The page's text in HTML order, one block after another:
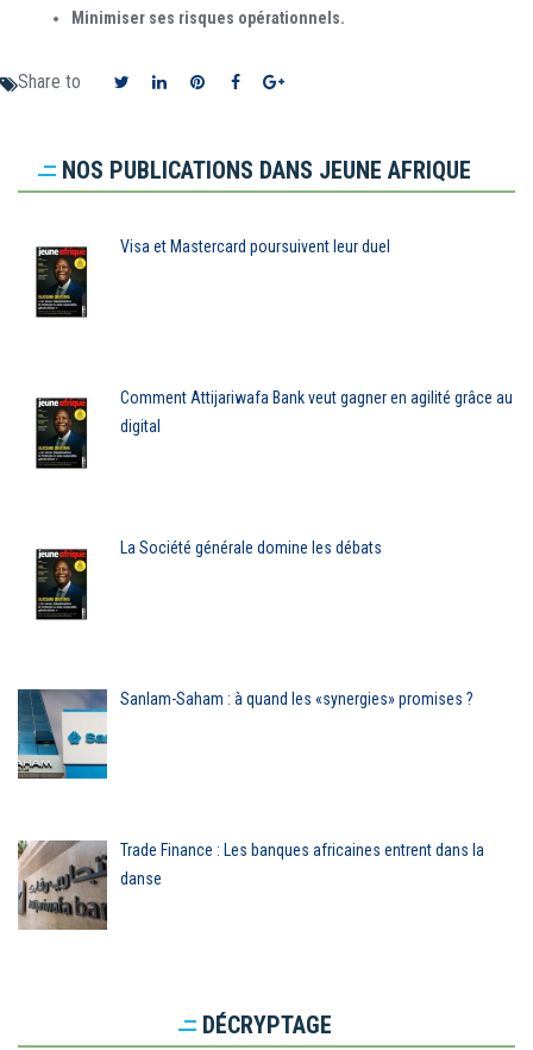
Minimiser ses risques opérationnels.
Share to
NOS PUBLICATIONS DANS JEUNE AFRIQUE
Visa et Mastercard poursuivent leur duel
Comment Attijariwafa Bank veut gagner en agilité grâce au
digital
La Société générale domine les débats
Sanlam-Saham : à quand les «synergies» promises ?
Trade Finance : Les banques africaines entrent dans la
danse
DÉCRYPTAGE